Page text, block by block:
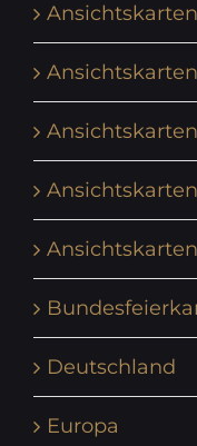
Deutschland
Europa